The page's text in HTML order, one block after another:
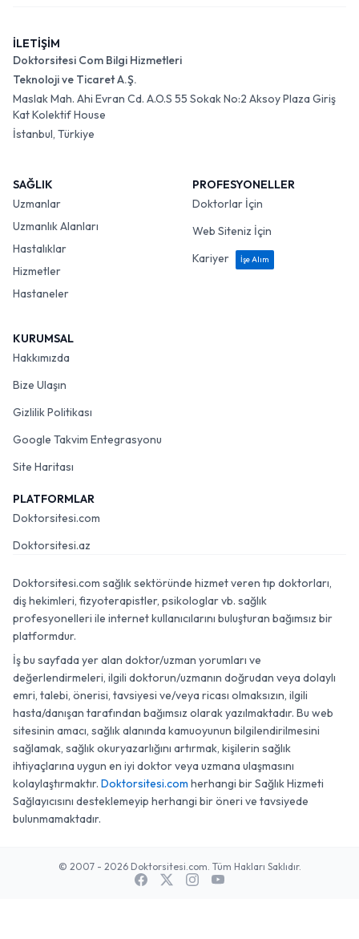
İLETİŞİM
Doktorsitesi Com Bilgi Hizmetleri
Teknoloji ve Ticaret A.Ş.
Maslak Mah. Ahi Evran Cd. A.O.S 55 Sokak No:2 Aksoy Plaza Giriş
Kat Kolektif House
İstanbul, Türkiye
SAĞLIK
Uzmanlar
Uzmanlık Alanları
Hastalıklar
Hizmetler
Hastaneler
PROFESYONELLER
Doktorlar İçin
Web Siteniz İçin
Kariyer
İşe Alım
KURUMSAL
Hakkımızda
Bize Ulaşın
Gizlilik Politikası
Google Takvim Entegrasyonu
Site Haritası
PLATFORMLAR
Doktorsitesi.com
Doktorsitesi.az
Doktorsitesi.com sağlık sektöründe hizmet veren tıp doktorları,
diş hekimleri, fizyoterapistler, psikologlar vb. sağlık
profesyonelleri ile internet kullanıcılarını buluşturan bağımsız bir
platformdur.
İş bu sayfada yer alan doktor/uzman yorumları ve
değerlendirmeleri, ilgili doktorun/uzmanın doğrudan veya dolaylı
emri, talebi, önerisi, tavsiyesi ve/veya ricası olmaksızın, ilgili
hasta/danışan tarafından bağımsız olarak yazılmaktadır. Bu web
sitesinin amacı, sağlık alanında kamuoyunun bilgilendirilmesini
sağlamak, sağlık okuryazarlığını artırmak, kişilerin sağlık
ihtiyaçlarına uygun en iyi doktor veya uzmana ulaşmasını
kolaylaştırmaktır. Doktorsitesi.com herhangi bir Sağlık Hizmeti
Sağlayıcısını desteklemeyip herhangi bir öneri ve tavsiyede
bulunmamaktadır.
© 2007 - 2026 Doktorsitesi.com. Tüm Hakları Saklıdır.